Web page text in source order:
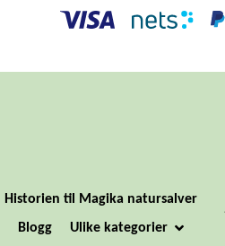
Historien til Magika natursalver
Blogg
Ulike kategorier